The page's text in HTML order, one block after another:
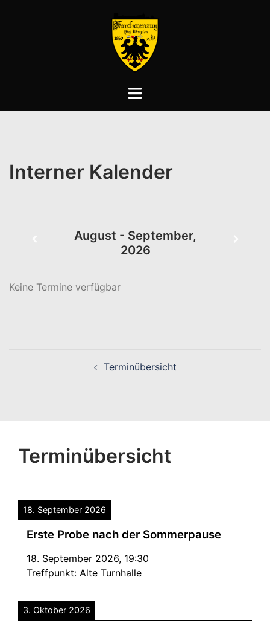
Menü
Interner Kalender
August - September,
2026
Keine Termine verfügbar
Terminübersicht
Terminübersicht
18. September 2026
Erste Probe nach der Sommerpause
18. September 2026, 19:30
Treffpunkt: Alte Turnhalle
3. Oktober 2026